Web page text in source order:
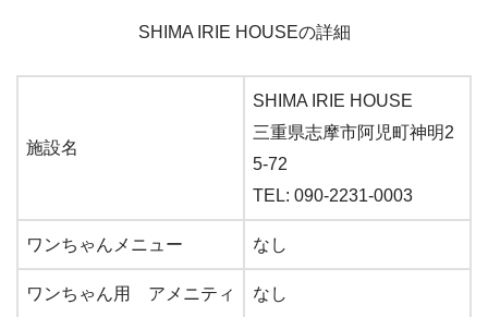
SHIMA IRIE HOUSEの詳細
施設名
SHIMA IRIE HOUSE
三重県志摩市阿児町神明2
5-72
TEL: 090-2231-0003
ワンちゃんメニュー なし
ワンちゃん用 アメニティ なし